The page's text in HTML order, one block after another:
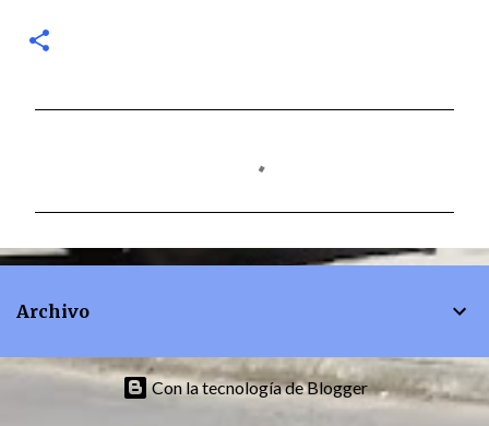
n
r
Archivo
Con la tecnología de Blogger